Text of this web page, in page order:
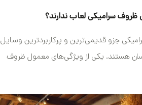
ظروف سرامیکی لعاب ندارند؟
جزو قدیمی‌ترین و پرکاربردترین وسایل
هستند. یکی از ویژگی‌های معمول ظروف